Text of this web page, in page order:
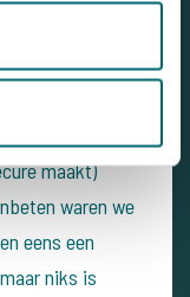
heel ander
en wind
maakt)
waren we
eens een
niks is